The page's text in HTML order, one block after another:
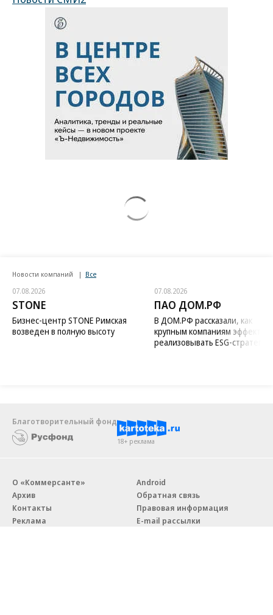
Новости компаний Все
07.08.2026
STONE
Бизнес-центр STONE Римская
возведен в полную высоту
07.08.2026
ПАО ДОМ.РФ
В ДОМ.РФ рассказали, как
крупным компаниям
реализовывать ESG-стратегию
Благотворительный фонд
18+ реклама
О «Коммерсанте»
Архив
Контакты
Реклама
Android
Обратная связь
Правовая информация
E-mail рассылки